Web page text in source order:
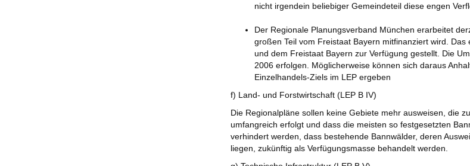
nicht irgendein beliebiger Gemeindeteil diese engen
Der Regionale Planungsverband München erarbeitet
großen Teil vom Freistaat Bayern mitfinanziert wird.
und dem Freistaat Bayern zur Verfügung gestellt. Die
2006 erfolgen. Möglicherweise können sich daraus
Einzelhandels-Ziels im LEP ergeben
f) Land- und Forstwirtschaft (LEP B IV)
Die Regionalpläne sollen keine Gebiete mehr ausweisen, die
umfangreich erfolgt und dass die meisten so festgesetzten
verhindert werden, dass bestehende Bannwälder, deren
liegen, zukünftig als Verfügungsmasse behandelt werden.